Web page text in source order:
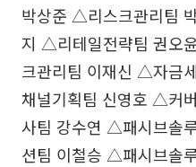
박상준 △리스크관리팀
지 △리테일전략팀 권오
크관리팀 이재신 △자금
채널기획팀 신영호 △커
사팀 강수연 △패시브솔
션팀 이철승 △패시브솔